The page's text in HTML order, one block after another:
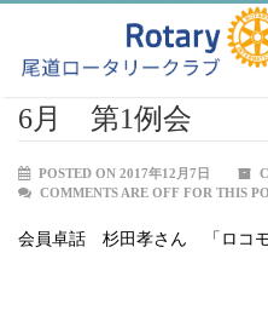
6月 第1例会
POSTED ON 2017年12月7日
COMMENTS ARE OFF FOR THIS
会員卓話 杉田孝さん 「ロコ